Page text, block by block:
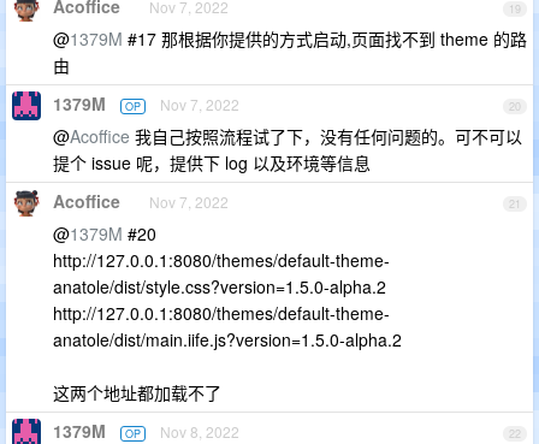
19
Acoffice Nov 7, 2022
@1379M #17 那根据你提供的方式启动,页面找不到 theme 的路
由
20
1379M OP Nov 7, 2022
@Acoffice 我自己按照流程试了下，没有任何问题的。可不可以
提个 issue 呢，提供下 log 以及环境等信息
21
Acoffice Nov 7, 2022
@1379M #20
http://127.0.0.1:8080/themes/default-theme-
anatole/dist/style.css?version=1.5.0-alpha.2
http://127.0.0.1:8080/themes/default-theme-
anatole/dist/main.iife.js?version=1.5.0-alpha.2
这两个地址都加载不了
22
1379M OP Nov 8, 2022